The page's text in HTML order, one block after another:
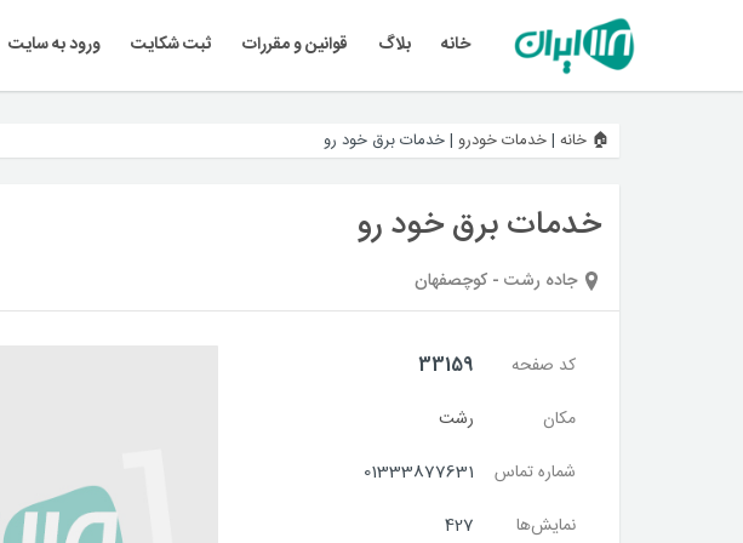
خانه بلاگ قوانین و مقررات ثبت شکایت ورود به سایت
🏠 خانه |خدمات خودرو |خدمات برق خود رو
خدمات برق خود رو
جاده رشت - کوچصفهان
کد صفحه
33159
مکان
رشت
شماره تماس
01333877631
نمایش‌ها
427